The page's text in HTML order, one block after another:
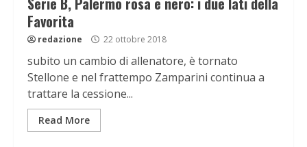
Favorita
redazione 22 ottobre 2018
subito un cambio di allenatore, è tornato
Stellone e nel frattempo Zamparini continua a
trattare la cessione...
Read More